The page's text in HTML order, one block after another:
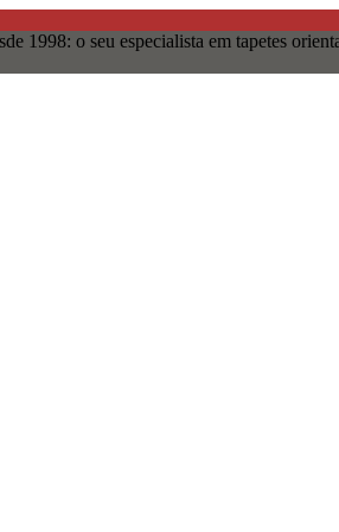
1998: o seu especialista em tapetes